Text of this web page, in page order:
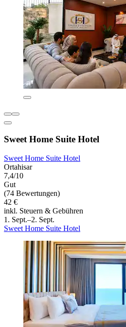
Sweet Home Suite Hotel
Sweet Home Suite Hotel
Ortahisar
7,4/10
Gut
(74 Bewertungen)
42 €
inkl. Steuern & Gebühren
1. Sept.–2. Sept.
Sweet Home Suite Hotel